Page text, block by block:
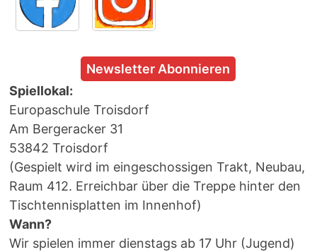
Newsletter Abonnieren
Spiellokal:
Europaschule Troisdorf
Am Bergeracker 31
53842 Troisdorf
(Gespielt wird im eingeschossigen Trakt, Neubau,
Raum 412. Erreichbar über die Treppe hinter den
Tischtennisplatten im Innenhof)
Wann?
Wir spielen immer dienstags ab 17 Uhr (Jugend)